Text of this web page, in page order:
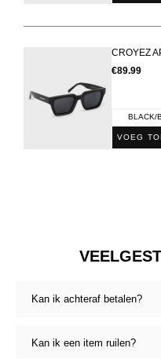
CROYEZ
€89.99
VOEG
Kan ik achteraf betalen?
Kan ik een item ruilen?